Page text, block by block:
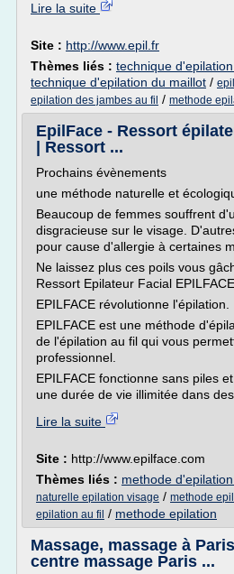
Lire la suite
Site : http://www.epil.fr
Thèmes liés : technique
technique d'epilation du maillot /
epilation des jambes au fil / methode
EpilFace - Ressort
| Ressort ...
Prochains évènements
une méthode naturelle et
Beaucoup de femmes souffrent
disgracieuse sur le visage.
pour cause d'allergie à certaines
Ne laissez plus ces poils vous
Ressort Epilateur Facial EPILFACE
EPILFACE révolutionne l'épilation.
EPILFACE est une méthode
de l'épilation au fil qui vous
professionnel.
EPILFACE fonctionne sans piles
une durée de vie illimitée dans des
Lire la suite
Site : http://www.epilface.com
Thèmes liés : methode
naturelle epilation visage / methode
epilation au fil / methode epilation
Massage, massage à
centre massage Paris ...